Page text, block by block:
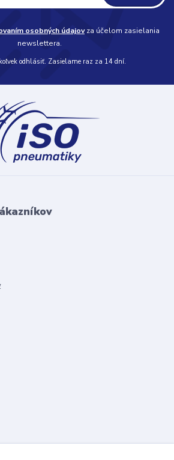
osobných údajovza účelom zasielania
newslettera.
odhlásiť. Zasielame raz za 14 dní.